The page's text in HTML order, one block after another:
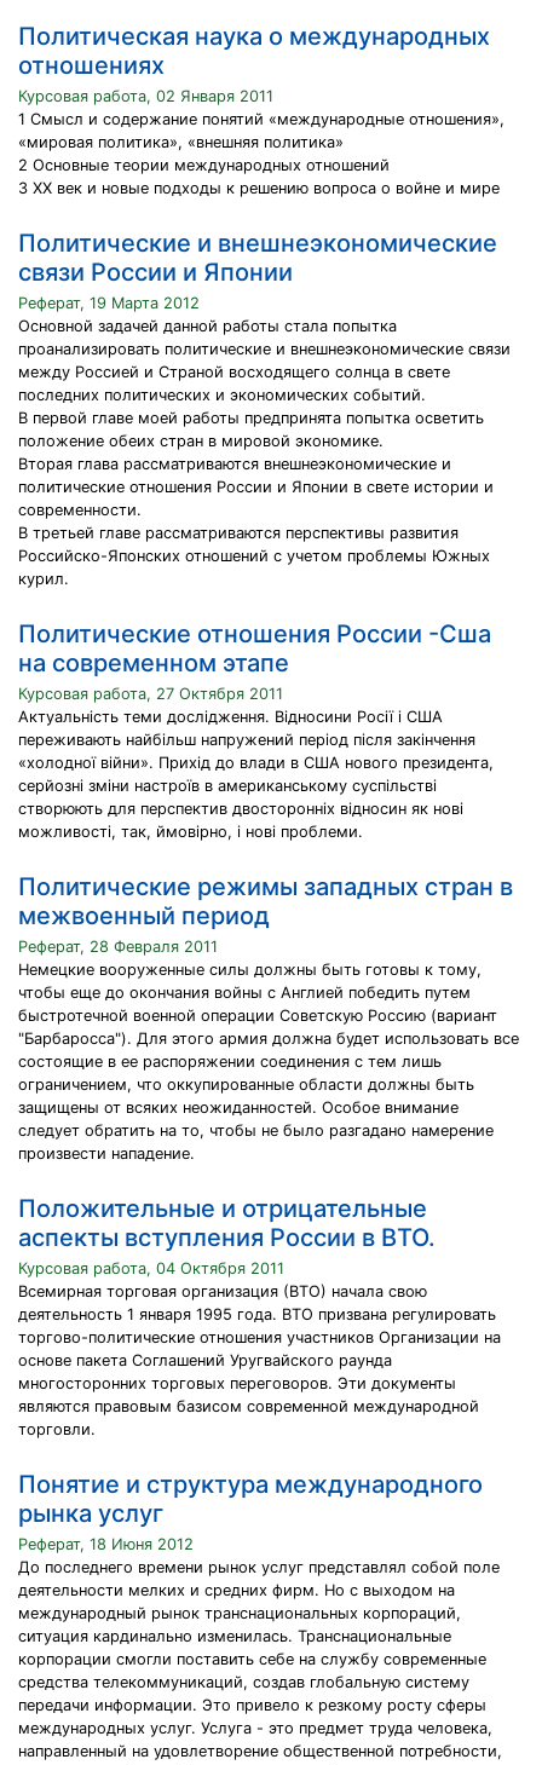
Политическая наука о международных
отношениях
Курсовая работа, 02 Января 2011
1 Смысл и содержание понятий «международные отношения»,
«мировая политика», «внешняя политика»
2 Основные теории международных отношений
3 XX век и новые подходы к решению вопроса о войне и мире
Политические и внешнеэкономические
связи России и Японии
Реферат, 19 Марта 2012
Основной задачей данной работы стала попытка
проанализировать политические и внешнеэкономические связи
между Россией и Страной восходящего солнца в свете
последних политических и экономических событий.
В первой главе моей работы предпринята попытка осветить
положение обеих стран в мировой экономике.
Вторая глава рассматриваются внешнеэкономические и
политические отношения России и Японии в свете истории и
современности.
В третьей главе рассматриваются перспективы развития
Российско-Японских отношений с учетом проблемы Южных
курил.
Политические отношения России -Сша
на современном этапе
Курсовая работа, 27 Октября 2011
Актуальність теми дослідження. Відносини Росії і США
переживають найбільш напружений період після закінчення
«холодної війни». Прихід до влади в США нового президента,
серйозні зміни настроїв в американському суспільстві
створюють для перспектив двосторонніх відносин як нові
можливості, так, ймовірно, і нові проблеми.
Политические режимы западных стран в
межвоенный период
Реферат, 28 Февраля 2011
Немецкие вооруженные силы должны быть готовы к тому,
чтобы еще до окончания войны с Англией победить путем
быстротечной военной операции Советскую Россию (вариант
"Барбаросса"). Для этого армия должна будет использовать все
состоящие в ее распоряжении соединения с тем лишь
ограничением, что оккупированные области должны быть
защищены от всяких неожиданностей. Особое внимание
следует обратить на то, чтобы не было разгадано намерение
произвести нападение.
Положительные и отрицательные
аспекты вступления России в ВТО.
Курсовая работа, 04 Октября 2011
Всемирная торговая организация (ВТО) начала свою
деятельность 1 января 1995 года. ВТО призвана регулировать
торгово-политические отношения участников Организации на
основе пакета Cоглашений Уругвайского раунда
многосторонних торговых переговоров. Эти документы
являются правовым базисом современной международной
торговли.
Понятие и структура международного
рынка услуг
Реферат, 18 Июня 2012
До последнего времени рынок услуг представлял собой поле
деятельности мелких и средних фирм. Но с выходом на
международный рынок транснациональных корпораций,
ситуация кардинально изменилась. Транснациональные
корпорации смогли поставить себе на службу современные
средства телекоммуникаций, создав глобальную систему
передачи информации. Это привело к резкому росту сферы
международных услуг. Услуга - это предмет труда человека,
направленный на удовлетворение общественной потребности,